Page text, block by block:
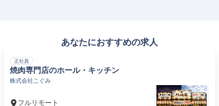
あなたにおすすめの求人
正社員
焼肉専門店のホール・キッチン
株式会社こぐみ
フルリモート